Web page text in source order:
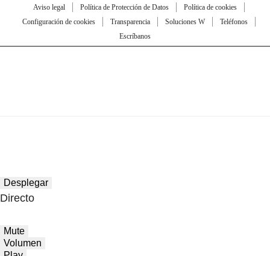
Aviso legal Política de Protección de Datos
Política de cookies
Configuración de cookies
Transparencia Soluciones W
Teléfonos
Escríbanos
Desplegar
Directo
Mute
Volumen